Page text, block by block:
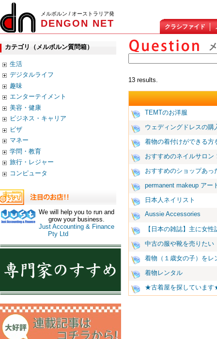
メルボルン / オーストラリア発
DENGON NET クラシファイド
カテゴリ（メルボルン質問箱）
生活
デジタルライフ
趣味
エンターテイメント
美容・健康
ビジネス・キャリア
ビザ
マネー
学問・教育
旅行・レジャー
コンピュータ
We will help you to run and
grow your business.
Just Accounting & Finance
Pty Ltd
13 results.
TEMTのお洋服
ウェディングドレスの購
着物の着付けができる方
おすすめのネイルサロ
おすすめのショップあっ
permanent makeup アー
日本人ネイリスト
【日本の雑誌】主に女性
中古の服や靴を売りたい
着物（１歳女の子）をレ
着物レンタル
★古着屋を探していま